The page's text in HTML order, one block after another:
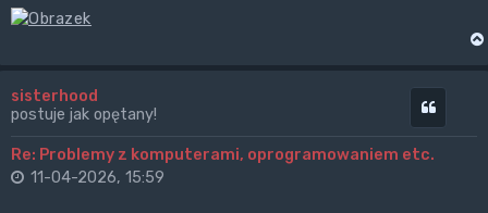
sisterhood
postuje jak opętany!
Re: Problemy z komputerami, oprogramowaniem etc.
11-04-2026, 15:59